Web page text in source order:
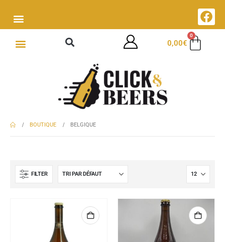
0,00€
0
BOUTIQUE BELGIQUE
FILTER